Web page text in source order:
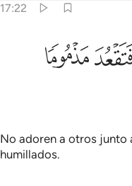
17:22
٢٢
مَّخْذُولًۭا ٢٢
ﲃ
No adoren a otros junto
humillados.